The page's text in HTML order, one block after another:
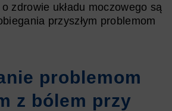
zdrowie układu moczowego są
przyszłym problemom
problemom
z bólem przy